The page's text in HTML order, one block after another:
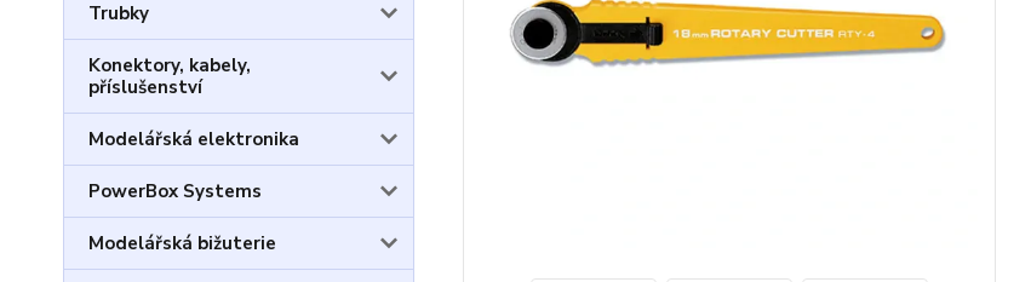
Trubky
Konektory, kabely,
příslušenství
Modelářská elektronika
PowerBox Systems
Modelářská bižuterie